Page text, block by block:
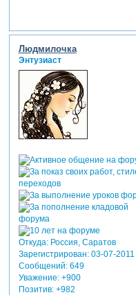
Людмилочка
Энтузиаст
Откуда:Россия, Саратов
Зарегистрирован: 03-07-2011
Сообщений:649
Уважение: +900
Позитив: +982